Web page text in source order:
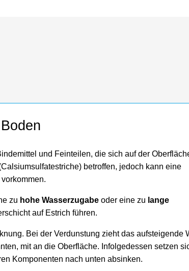
und Feinteilen, die sich auf der
betroffen, jedoch kann eine
zu hohe Wasserzugabe oder eine zu lange
auf Estrich führen.
Bei der Verdunstung zieht das aufsteigende
mit an die Oberfläche. Infolgedessen setzen
Komponenten nach unten absinken.